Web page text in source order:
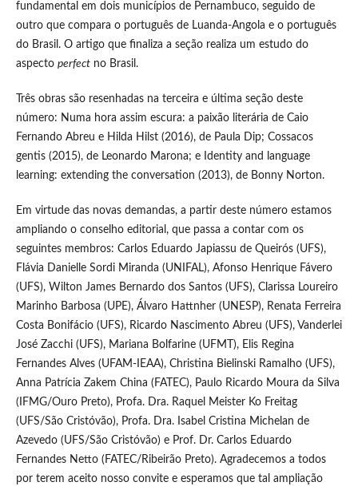
fundamental em dois municípios de Pernambuco, seguido de
outro que compara o português de Luanda-Angola e o português
do Brasil. O artigo que finaliza a seção realiza um estudo do
aspecto perfectno Brasil.
Três obras são resenhadas na terceira e última seção deste
número: Numa hora assim escura: a paixão literária de Caio
Fernando Abreu e Hilda Hilst (2016), de Paula Dip; Cossacos
gentis (2015), de Leonardo Marona; e Identity and language
learning: extending the conversation (2013), de Bonny Norton.
Em virtude das novas demandas, a partir deste número estamos
ampliando o conselho editorial, que passa a contar com os
seguintes membros: Carlos Eduardo Japiassu de Queirós (UFS),
Flávia Danielle Sordi Miranda (UNIFAL), Afonso Henrique Fávero
(UFS), Wilton James Bernardo dos Santos (UFS), Clarissa Loureiro
Marinho Barbosa (UPE), Álvaro Hattnher (UNESP), Renata Ferreira
Costa Bonifácio (UFS), Ricardo Nascimento Abreu (UFS), Vanderlei
José Zacchi (UFS), Mariana Bolfarine (UFMT), Elis Regina
Fernandes Alves (UFAM-IEAA), Christina Bielinski Ramalho (UFS),
Anna Patrícia Zakem China (FATEC), Paulo Ricardo Moura da Silva
(IFMG/Ouro Preto), Profa. Dra. Raquel Meister Ko Freitag
(UFS/São Cristóvão), Profa. Dra. Isabel Cristina Michelan de
Azevedo (UFS/São Cristóvão) e Prof. Dr. Carlos Eduardo
Fernandes Netto (FATEC/Ribeirão Preto). Agradecemos a todos
por terem aceito nosso convite e esperamos que tal ampliação